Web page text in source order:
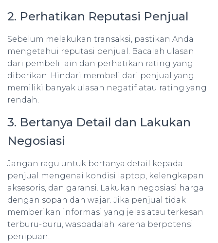
2. Perhatikan Reputasi Penjual
Sebelum melakukan transaksi, pastikan Anda
mengetahui reputasi penjual. Bacalah ulasan
dari pembeli lain dan perhatikan rating yang
diberikan. Hindari membeli dari penjual yang
memiliki banyak ulasan negatif atau rating yang
rendah.
3. Bertanya Detail dan Lakukan
Negosiasi
Jangan ragu untuk bertanya detail kepada
penjual mengenai kondisi laptop, kelengkapan
aksesoris, dan garansi. Lakukan negosiasi harga
dengan sopan dan wajar. Jika penjual tidak
memberikan informasi yang jelas atau terkesan
terburu-buru, waspadalah karena berpotensi
penipuan.